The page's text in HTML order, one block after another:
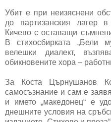
Убит е при неизяснени
до партизанския лагер
Кичево с оставащи
В стихосбирката „Бели
велешки диалект,
обикновените хора –
За Коста Църнушанов
самосъзнание и сам е
и името „македонец“ е
днешните условия на